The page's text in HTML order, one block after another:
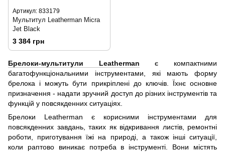
Артикул: 833179
Мультитул Leatherman Micra
Jet Black
3 384 грн
Брелоки-мультитули Leatherman є компактними
багатофункціональними інструментами, які мають форму
брелока і можуть бути прикріплені до ключів. Їхнє основне
призначення - надати зручний доступ до різних інструментів та
функцій у повсякденних ситуаціях.
Брелоки Leatherman є корисними інструментами для
повсякденних завдань, таких як відкривання листів, ремонтні
роботи, приготування їжі на природі, а також інші ситуації,
коли раптово виникає потреба в інструменті. Вони містять